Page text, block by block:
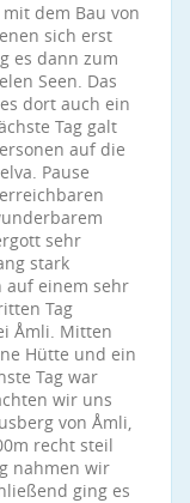
dem Bau von
sich erst
es dann zum
Seen. Das
dort auch ein
Tag galt
auf die
Pause
sehr
stark
auf einem sehr
Tag
Åmli. Mitten
Hütte und ein
Tag war
wir uns
von Åmli,
recht steil
nahmen wir
ging es